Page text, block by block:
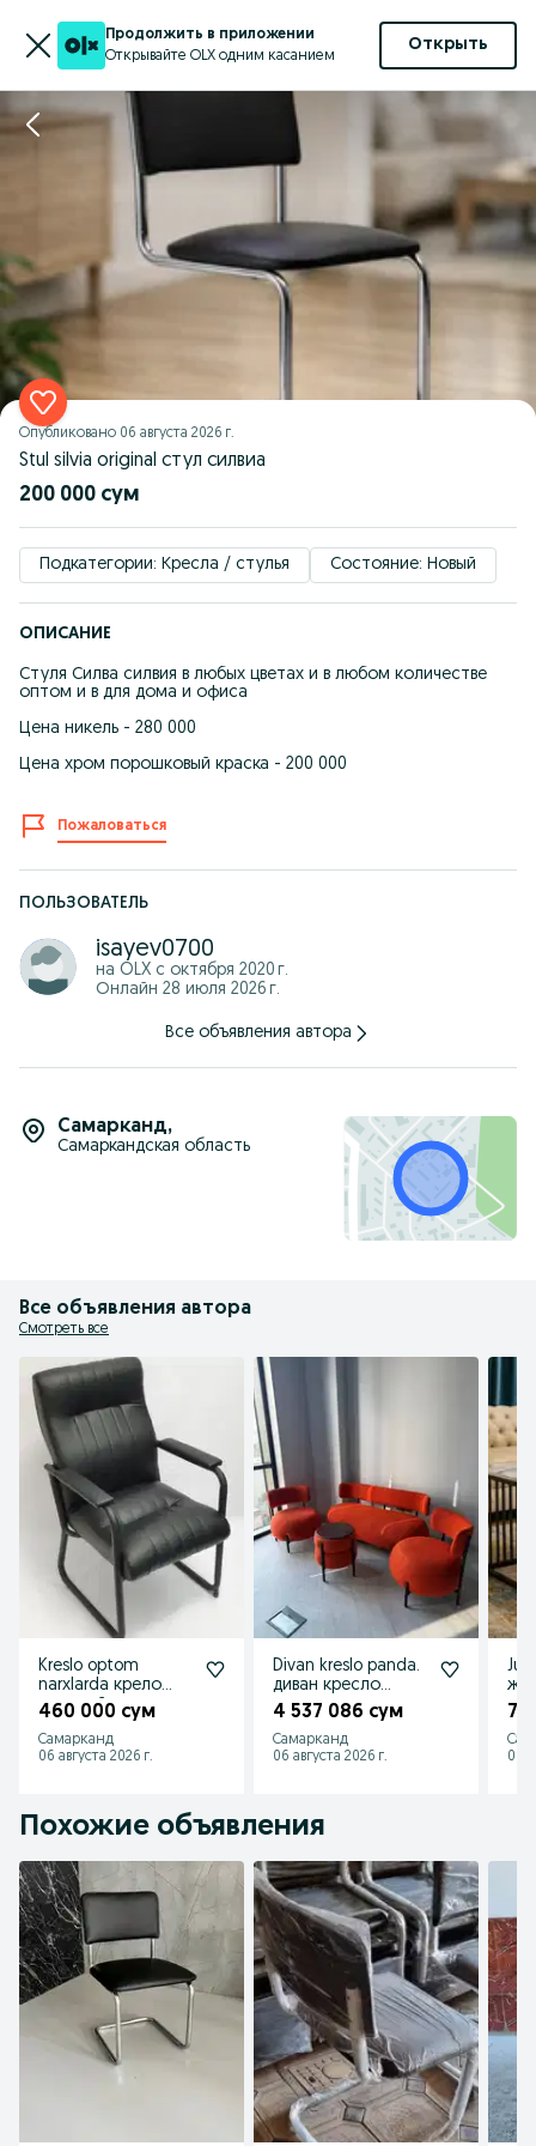
Продолжить в приложении
Открывайте OLX одним касанием
Открыть
Опубликовано 06 августа 2026 г.
Stul silvia original стул силвиа
200 000 сум
Подкатегории: Кресла / стулья Состояние: Новый
ОПИСАНИЕ
Стуля Силва силвия в любых цветах и в любом количестве
оптом и в для дома и офиса
Цена никель - 280 000
Цена хром порошковый краска - 200 000
Пожаловаться
ПОЛЬЗОВАТЕЛЬ
isayev0700
на OLX с октября 2020 г.
Онлайн 28 июля 2026 г.
Все объявления автора
Самарканд,
Самаркандская область
Все объявления автора
Смотреть все
Kreslo optom
narxlarda крело
оптовый цена
460 000 сум
Самарканд
06 августа 2026 г.
Divan kreslo panda.
диван кресло
панда
4 537 086 сум
Самарканд
06 августа 2026 г.
06
Похожие объявления